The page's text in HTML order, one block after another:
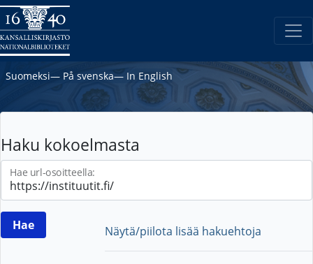
Suomeksi― På svenska― In English
Haku kokoelmasta
Hae url-osoitteella:
Näytä/piilota lisää hakuehtoja